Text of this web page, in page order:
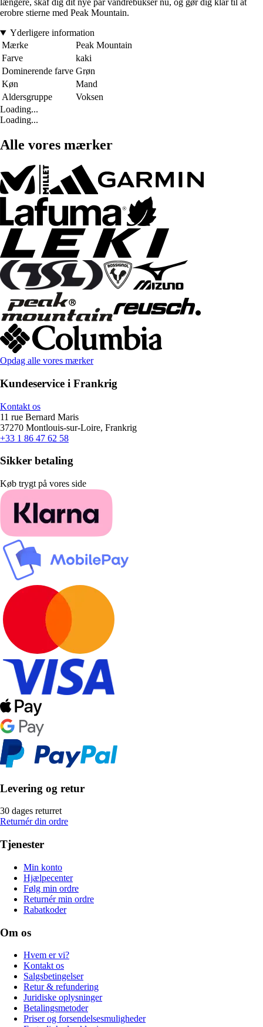
længere, skaf dig dit nye par vandrebukser nu, og gør dig klar til at
erobre stierne med Peak Mountain.
Yderligere information
Mærke
Peak Mountain
Farve
kaki
Dominerende farve Grøn
Køn
Mand
Aldersgruppe
Voksen
Loading...
Loading...
Alle vores mærker
Opdag alle vores mærker
Kundeservice i Frankrig
Kontakt os
11 rue Bernard Maris
37270 Montlouis-sur-Loire, Frankrig
+33 1 86 47 62 58
Sikker betaling
Køb trygt på vores side
Levering og retur
30 dages returret
Returnér din ordre
Tjenester
Min konto
Hjælpecenter
Følg min ordre
Returnér min ordre
Rabatkoder
Om os
Hvem er vi?
Kontakt os
Salgsbetingelser
Retur & refundering
Juridiske oplysninger
Betalingsmetoder
Priser og forsendelsesmuligheder